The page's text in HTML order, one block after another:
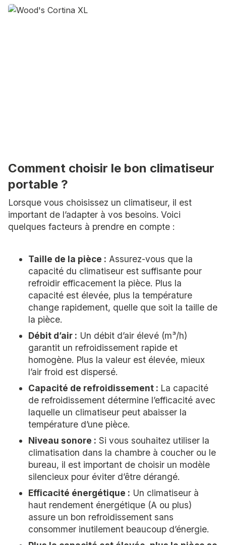
Comment choisir le bon climatiseur
portable ?
Lorsque vous choisissez un climatiseur, il est
important de l’adapter à vos besoins. Voici
quelques facteurs à prendre en compte :
Taille de la pièce : Assurez-vous que la
capacité du climatiseur est suffisante pour
refroidir efficacement la pièce. Plus la
capacité est élevée, plus la température
change rapidement, quelle que soit la taille de
la pièce.
Débit d’air : Un débit d’air élevé (m³/h)
garantit un refroidissement rapide et
homogène. Plus la valeur est élevée, mieux
l’air froid est dispersé.
Capacité de refroidissement : La capacité
de refroidissement détermine l’efficacité avec
laquelle un climatiseur peut abaisser la
température d’une pièce.
Niveau sonore : Si vous souhaitez utiliser la
climatisation dans la chambre à coucher ou le
bureau, il est important de choisir un modèle
silencieux pour éviter d’être dérangé.
Efficacité énergétique : Un climatiseur à
haut rendement énergétique (A ou plus)
assure un bon refroidissement sans
consommer inutilement beaucoup d’énergie.